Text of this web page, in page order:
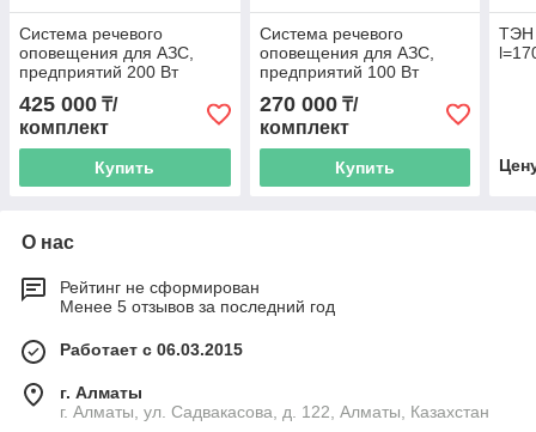
Система речевого
оповещения для АЗС,
предприятий 200 Вт
425 000 ₸/
комплект
Купить
Система речевого
оповещения для АЗС,
предприятий 100 Вт
270 000₸/
комплект
Купить
ТЭН
О нас
Рейтинг не сформирован
Менее 5 отзывов за последний год
Работает с 06.03.2015
г. Алматы
г. Алматы, ул. Садвакасова, д. 122, Алматы, Казахстан